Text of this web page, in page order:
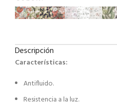
Descripción
Características:
Antifluido.
Resistencia a la luz.